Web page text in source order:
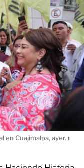
en Cuajimalpa, ayer.ı